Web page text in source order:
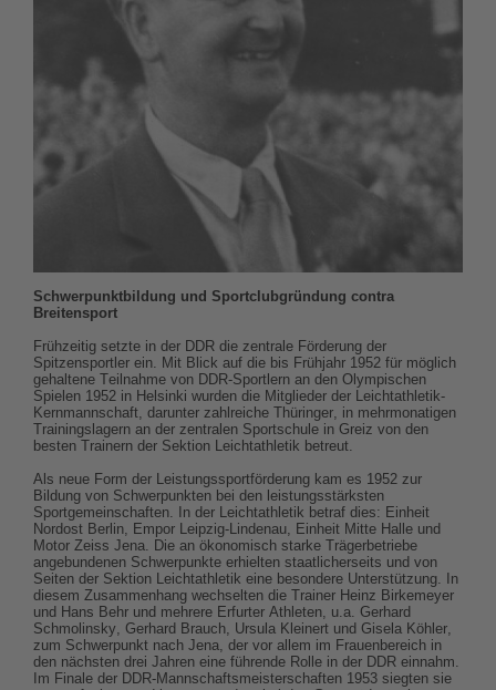
Schwerpunktbildung und Sportclubgründung contra
Breitensport
Frühzeitig setzte in der DDR die zentrale Förderung der
Spitzensportler ein. Mit Blick auf die bis Frühjahr 1952 für möglich
gehaltene Teilnahme von DDR-Sportlern an den Olympischen
Spielen 1952 in Helsinki wurden die Mitglieder der Leichtathletik-
Kernmannschaft, darunter zahlreiche Thüringer, in mehrmonatigen
Trainingslagern an der zentralen Sportschule in Greiz von den
besten Trainern der Sektion Leichtathletik betreut.
Als neue Form der Leistungssportförderung kam es 1952 zur
Bildung von Schwerpunkten bei den leistungsstärksten
Sportgemeinschaften. In der Leichtathletik betraf dies: Einheit
Nordost Berlin, Empor Leipzig-Lindenau, Einheit Mitte Halle und
Motor Zeiss Jena. Die an ökonomisch starke Trägerbetriebe
angebundenen Schwerpunkte erhielten staatlicherseits und von
Seiten der Sektion Leichtathletik eine besondere Unterstützung. In
diesem Zusammenhang wechselten die Trainer Heinz Birkemeyer
und Hans Behr und mehrere Erfurter Athleten, u.a. Gerhard
Schmolinsky, Gerhard Brauch, Ursula Kleinert und Gisela Köhler,
zum Schwerpunkt nach Jena, der vor allem im Frauenbereich in
den nächsten drei Jahren eine führende Rolle in der DDR einnahm.
Im Finale der DDR-Mannschaftsmeisterschaften 1953 siegten sie